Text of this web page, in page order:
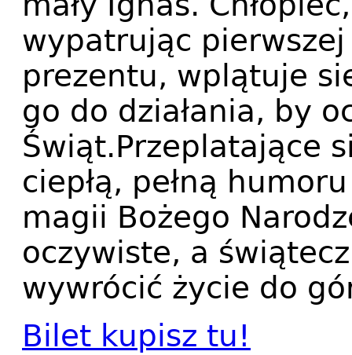
wypatrując
prezentu, wplątuje
go do działania, by
Świąt.Przeplatające
ciepłą, pełną
magii Bożego
oczywiste, a
wywrócić życie do
Bilet kupisz tu!